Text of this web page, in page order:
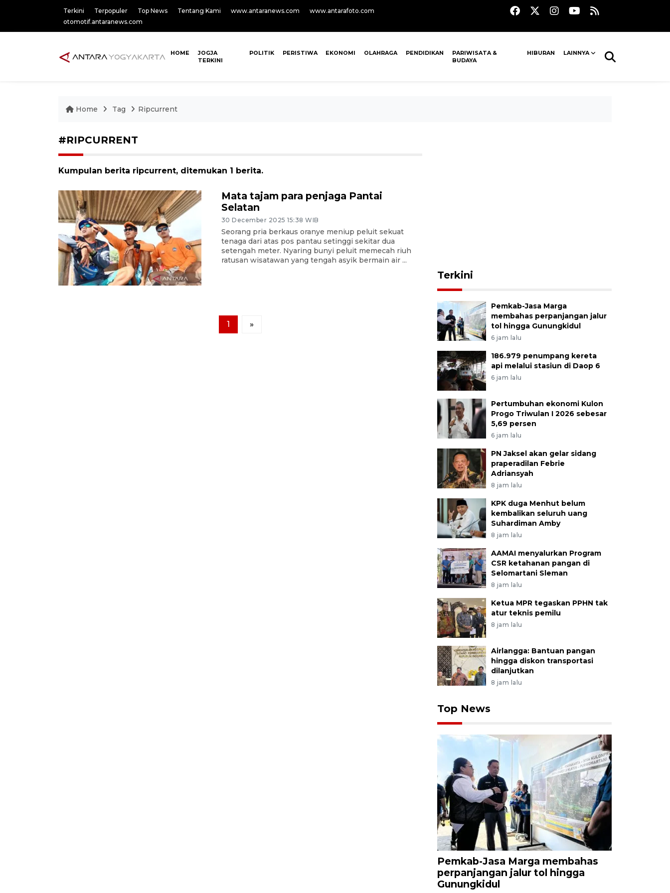
Terkini Terpopuler Top News Tentang Kami www.antaranews.com
www.antarafoto.com
otomotif.antaranews.com
HOME
JOGJA
TERKINI
POLITIK PERISTIWA EKONOMI OLAHRAGA PENDIDIKAN
PARIWISATA &
BUDAYA
HIBURAN LAINNYA
Home Tag Ripcurrent
#RIPCURRENT
Kumpulan berita ripcurrent, ditemukan 1 berita.
Mata tajam para penjaga Pantai
Selatan
30 December 2025 15:38 WIB
Seorang pria berkaus oranye meniup peluit sekuat
tenaga dari atas pos pantau setinggi sekitar dua
setengah meter. Nyaring bunyi peluit memecah riuh
ratusan wisatawan yang tengah asyik bermain air ...
1 »
Terkini
Pemkab-Jasa Marga
membahas perpanjangan jalur
tol hingga Gunungkidul
6 jam lalu
186.979 penumpang kereta
api melalui stasiun di Daop 6
6 jam lalu
Pertumbuhan ekonomi Kulon
Progo Triwulan I 2026 sebesar
5,69 persen
6 jam lalu
PN Jaksel akan gelar sidang
praperadilan Febrie
Adriansyah
8 jam lalu
KPK duga Menhut belum
kembalikan seluruh uang
Suhardiman Amby
8 jam lalu
AAMAI menyalurkan Program
CSR ketahanan pangan di
Selomartani Sleman
8 jam lalu
Ketua MPR tegaskan PPHN tak
atur teknis pemilu
8 jam lalu
Airlangga: Bantuan pangan
hingga diskon transportasi
dilanjutkan
8 jam lalu
Top News
Pemkab-Jasa Marga membahas
perpanjangan jalur tol hingga
Gunungkidul